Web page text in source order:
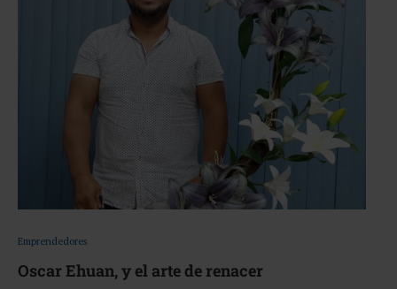
Emprendedores
Oscar Ehuan, y el arte de renacer